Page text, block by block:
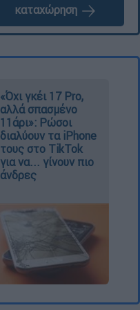
καταχώρηση
«Όχι γκέι 17 Pro,
αλλά σπασμένο
11άρι»: Ρώσοι
διαλύουν τα iPhone
τους στο TikTok
για να... γίνουν πιο
άνδρες